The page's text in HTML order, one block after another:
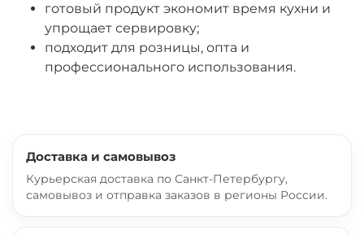
готовый продукт экономит время кухни и
упрощает сервировку;
подходит для розницы, опта и
профессионального использования.
Доставка и самовывоз
Курьерская доставка по Санкт-Петербургу,
самовывоз и отправка заказов в регионы России.